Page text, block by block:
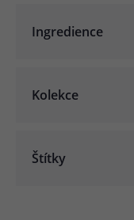
Článek:
Článek:
Ingredience
Kolekce
Štítky